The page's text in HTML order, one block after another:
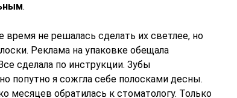
.
не решалась сделать их светлее, но
Реклама на упаковке обещала
сделала по инструкции. Зубы
попутно я сожгла себе полосками десны.
месяцев обратилась к стоматологу. Только